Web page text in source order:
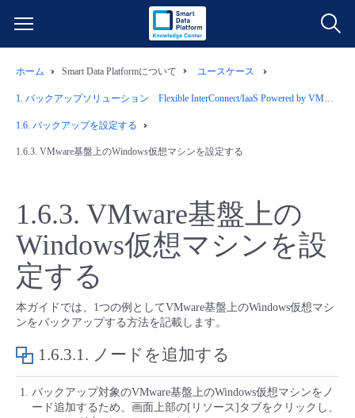
データ利活用
ネットワーク
モニタリング/監査
サポート
管理機能
よくある質問
クラウド/サーバー
IoT
モニタリング/監査
サポート
料金シミュレーター
クラウド/サーバー
ネットワーク
IoT
ご利用開始ガイド
- 管理機能
■ セットアップガイド
- 新規お申し込み方法
ユースケース
- バックアップ
- セキュリティ・監査
- データと分析
故障/メンテナンス情報
サービス稼働状況
故障/メンテナンス履歴
パートナー
ホーム Smart Data Platformについて ユースケース
1. バックアップソリューション Flexible InterConnect/IaaS Powered by VMware/Wasabiオブジェクトストレージ/Arcserve
1.6. バックアップを設定する
1.6.3. VMware基盤上のWindows仮想マシンを設定する
1.6.3. VMware基盤上の
Windows仮想マシンを設
定する
本ガイドでは、1つの例としてVMware基盤上のWindows仮想マシ
ンをバックアップする方法を記載します。
1.6.3.1. ノードを追加する
バックアップ対象のVMware基盤上のWindows仮想マシンをノ
ード追加するため、画面上部の[リソース]タブをクリックし、